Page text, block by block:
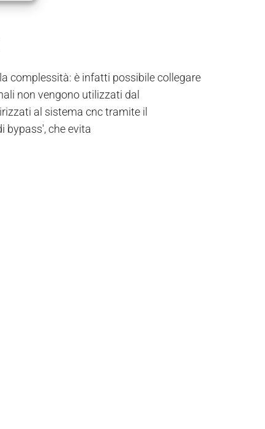
complessità: è infatti possibile collegare
non vengono utilizzati dal
al sistema cnc tramite il
bypass', che evita